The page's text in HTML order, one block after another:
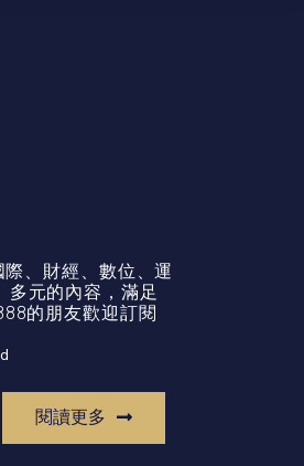
、財經、數位、運
多元的內容，滿足
的朋友歡迎訂閱
閱讀更多